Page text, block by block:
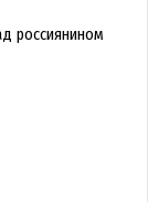
россиянином